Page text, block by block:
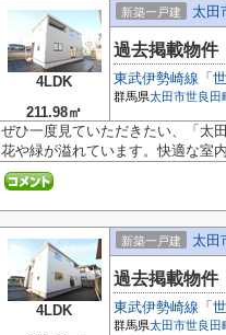
4LDK
211.98㎡
新築一戸建 太田
過去掲載物件
東武伊勢崎線 「
群馬県太田市世良田
ぜひ一度見ていただきたい、「太
花や緑が溢れています。快適な室
4LDK
新築一戸建 太田
過去掲載物件
東武伊勢崎線 「
群馬県太田市世良田